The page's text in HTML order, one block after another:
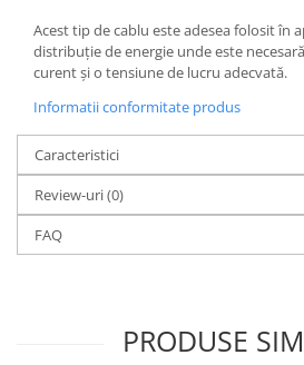
SIGURANTE AUTOMATE
MPR
Sigurante automate
CORPURI SI SURSE DE ILUMINAT
Corpuri iluminat exterior
Corpuri iluminat interior
Proiectoare
Surse de iluminat
Acest tip de cablu este adesea folosit în
distribuție de energie unde este
curent și o tensiune de lucru adecvată.
Informatii conformitate produs
Caracteristici
Review-uri(0)
FAQ
PRODUSE